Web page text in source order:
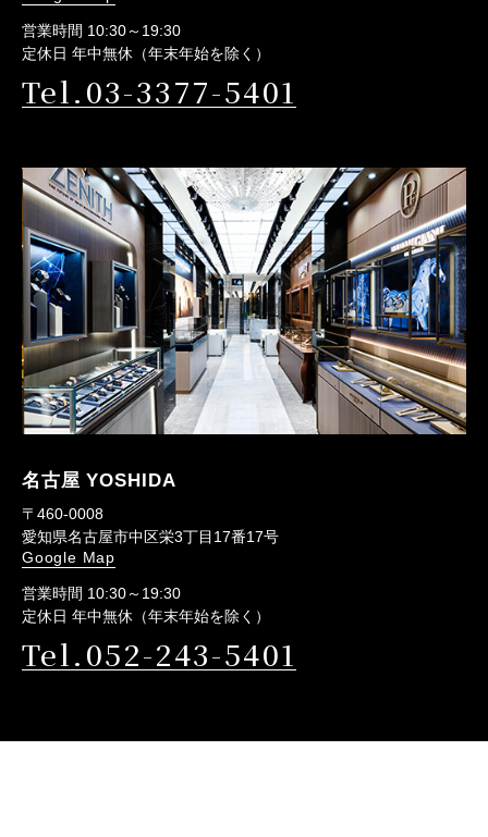
営業時間 10:30～19:30
定休日 年中無休（年末年始を除く）
Tel.03-3377-5401
名古屋 YOSHIDA
〒460-0008
愛知県名古屋市中区栄3丁目17番17号
Google Map
営業時間 10:30～19:30
定休日 年中無休（年末年始を除く）
Tel.052-243-5401